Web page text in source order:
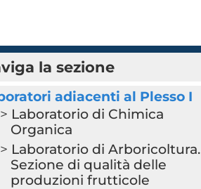
la sezione
adiacenti al Plesso I
Laboratorio di Chimica
Organica
Laboratorio di Arboricoltura.
Sezione di qualità delle
produzioni frutticole